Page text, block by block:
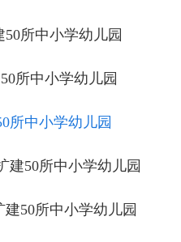
所中小学幼儿园
所中小学幼儿园
所中小学幼儿园
建50所中小学幼儿园
50所中小学幼儿园